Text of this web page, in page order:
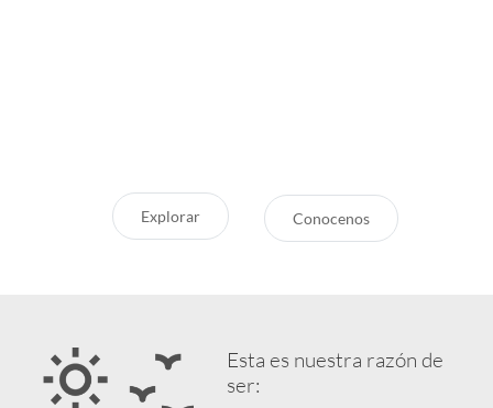
Explorar Conocenos
Esta es nuestra razón de
ser: